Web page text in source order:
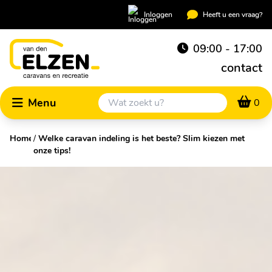
Inloggen Heeft u een vraag?
09:00 - 17:00
contact
Menu 0
Home/ Welke caravan indeling is het beste? Slim kiezen met
onze tips!